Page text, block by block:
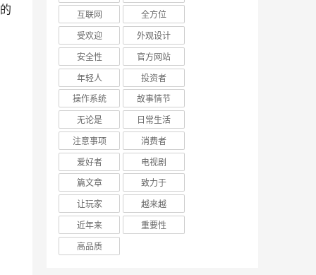
互联网
全方位
受欢迎
外观设计
安全性
官方网站
年轻人
投资者
操作系统
故事情节
无论是
日常生活
注意事项
消费者
爱好者
电视剧
篇文章
致力于
让玩家
越来越
近年来
重要性
高品质